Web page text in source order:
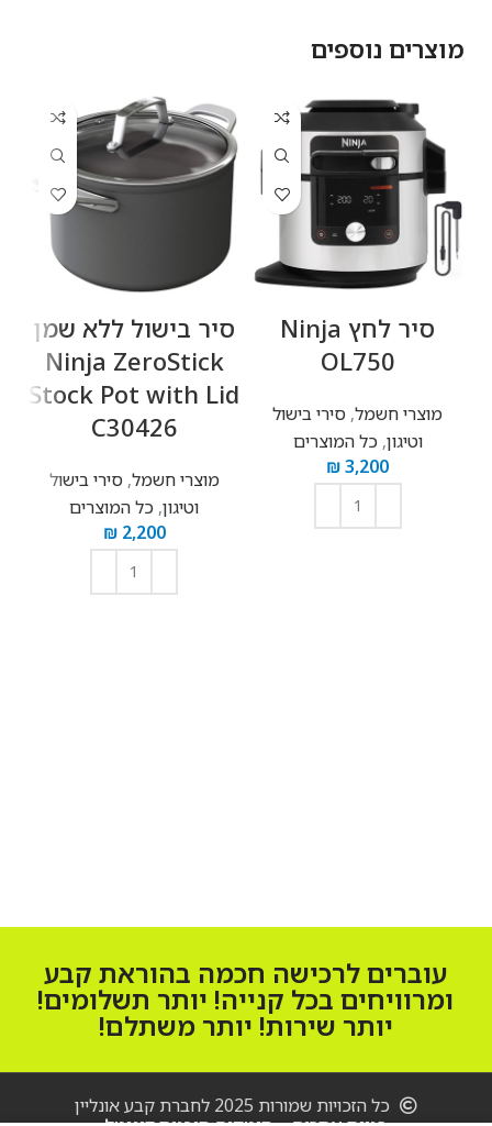
מוצרים נוספים
‏סיר לחץ Ninja
OL750
מוצרי חשמל, סירי בישול
וטיגון,כל המוצרים
₪3,200
‏סיר בישול ‏ללא שמן
Ninja ZeroStick
Stock Pot with Lid
C30426
מוצרי חשמל, סירי בישול
וטיגון, כל המוצרים
₪2,200
עוברים לרכישה חכמה בהוראת קבע
ומרוויחים בכל קנייה! יותר תשלומים!
יותר שירות! יותר משתלם!
כל הזכויות שמורות 2025 לחברת קבע אונליין